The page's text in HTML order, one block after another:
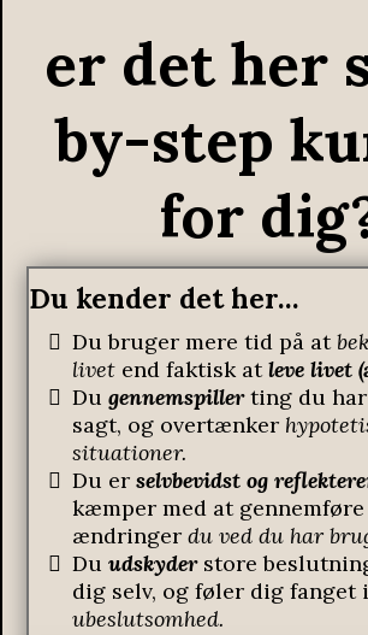
er det her
by-step
for
Du kender det her…
Du bruger mere tid på at
livet end faktisk atleve livet
Du gennemspiller ting du
sagt, og overtænker
situationer.
Du er selvbevidst og
kæmper med at gennemføre
ændringer du ved du har
Du udskyderstore
dig selv, og føler dig fanget
ubeslutsomhed.